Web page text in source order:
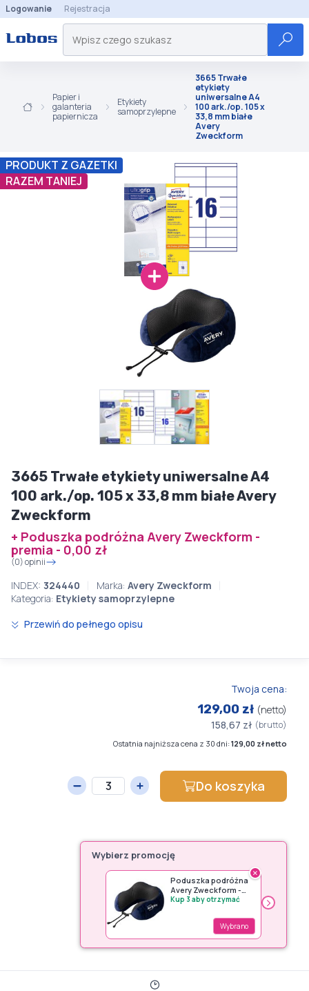
Logowanie Rejestracja
Papier i
galanteria
papiernicza
Etykiety
samoprzylepne
3665 Trwałe
etykiety
uniwersalne A4
100 ark./op. 105 x
33,8 mm białe
Avery
Zweckform
PRODUKT Z GAZETKI
RAZEM TANIEJ
3665 Trwałe etykiety uniwersalne A4
100 ark./op. 105 x 33,8 mm białe Avery
Zweckform
+ Poduszka podróżna Avery Zweckform -
premia - 0,00 zł
(0) opinii
INDEX: 324440 Marka: Avery Zweckform
Kategoria: Etykiety samoprzylepne
Przewiń do pełnego opisu
Twoja cena:
129,00 zł (netto)
158,67 zł (brutto)
Ostatnia najniższa cena z 30 dni:129,00 zł netto
Do koszyka
Wybierz promocję
×
Poduszka podróżna
Avery Zweckform -
premia
Kup 3 aby otrzymać
Wybrano
›